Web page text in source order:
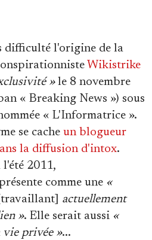
difficulté l'origine de la
Wikistrike
»le 8 novembre
« Breaking News ») sous
« L'Informatrice ».
se cache un blogueur
la diffusion d'intox.
2011,
comme une «
actuellement
». Elle serait aussi «
vie privée »...